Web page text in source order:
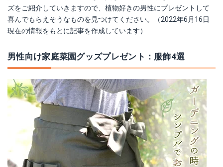
楽天で詳細を見る
Yahoo!ショッピングで見る
楽天で詳細を見る
Yahoo!ショッピングで見る
KETER エデンガーデンベンチ JEJアステージ 収納ボックス 400X
ズをご紹介していきますので、植物好きの男性にプレゼントして
喜んでもらえそうなものを見つけてください。（2022年6月16日
現在の情報をもとに記事を作成しています）
男性向け家庭菜園グッズプレゼント：服飾4選